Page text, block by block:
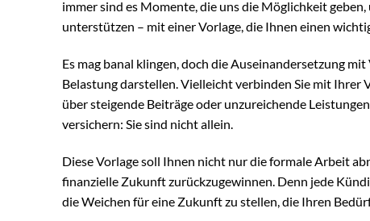
immer sind es Momente, die uns die Möglichkeit
unterstützen – mit einer Vorlage, die Ihnen einen
Es mag banal klingen, doch die Auseinandersetzung
Belastung darstellen. Vielleicht verbinden Sie mit Ihrer
über steigende Beiträge oder unzureichende
versichern: Sie sind nicht allein.
Diese Vorlage soll Ihnen nicht nur die formale Arbeit
finanzielle Zukunft zurückzugewinnen. Denn jede
die Weichen für eine Zukunft zu stellen, die Ihren